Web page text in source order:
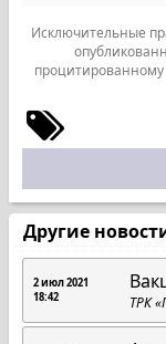
Исключительные
Другие
2 июл 2021
18:42
ТРК